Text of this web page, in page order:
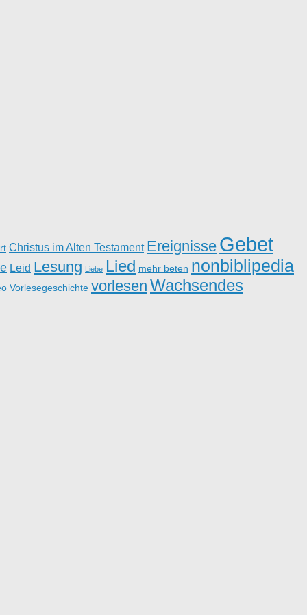
Christus im Alten Testament Ereignisse Gebet
Leid Lesung Liebe Lied mehr beten nonbiblipedia
Vorlesegeschichte vorlesen Wachsendes